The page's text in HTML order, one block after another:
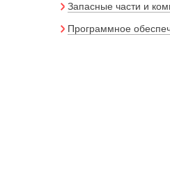
Запасные части и
Программное